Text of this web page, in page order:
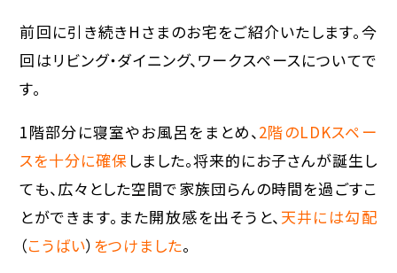
前回に引き続きHさまのお宅をご紹介いたします。今
回はリビング・ダイニング、ワークスペースについてで
す。
1階部分に寝室やお風呂をまとめ、 2階のLDKスペー
スを十分に確保 しました。将来的にお子さんが誕生し
ても、広々とした空間で家族団らんの時間を過ごすこ
とができます。また開放感を出そうと、 天井には勾配
（こうばい） をつけました。